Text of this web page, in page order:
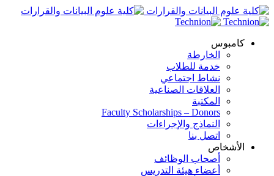
كامبوس
الخارطة
خدمة للطلاب
نشاط اجتماعي
العلاقات الصناعية
المكتبة
Faculty Scholarships – Donors
النماذج والإجراءات
اتصل بنا
الأشخاص
أصحاب الوظائف
أعضاء هيئة التدريس